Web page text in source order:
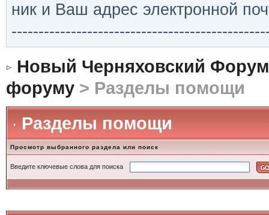
ник и Ваш адрес электронной
Новый Черняховский Форум
форуму> Разделы помощи
Разделы помощи
Просмотр выбранного раздела или поиск
Введите ключевые слова для поиска